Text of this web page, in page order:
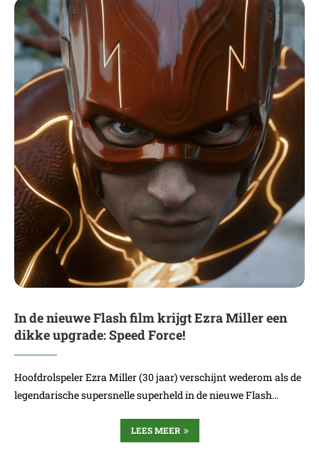
In de nieuwe Flash film krijgt Ezra Miller een
dikke upgrade: Speed Force!
Hoofdrolspeler Ezra Miller (30 jaar) verschijnt wederom als de
legendarische supersnelle superheld in de nieuwe Flash…
LEES MEER